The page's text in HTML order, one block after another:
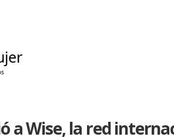
a Wise, la red